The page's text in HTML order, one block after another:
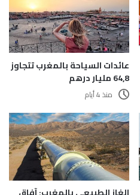
عائدات السياحة بالمغرب تتجاوز
64,8 مليار درهم
منذ 4 أيام